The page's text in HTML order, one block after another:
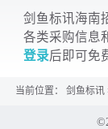
剑鱼标讯海南
各类采购信息
登录后即可免
当前位置： 剑鱼标讯